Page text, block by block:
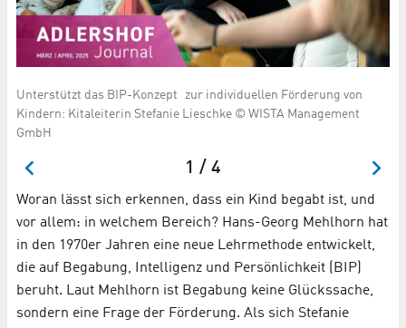
Unterstützt das BIP-Konzept zur individuellen Förderung von
Kindern: Kitaleiterin Stefanie Lieschke © WISTA Management
GmbH
1 / 4
Woran lässt sich erkennen, dass ein Kind begabt ist, und
vor allem: in welchem Bereich? Hans-Georg Mehlhorn hat
in den 1970er Jahren eine neue Lehrmethode entwickelt,
die auf Begabung, Intelligenz und Persönlichkeit (BIP)
beruht. Laut Mehlhorn ist Begabung keine Glückssache,
sondern eine Frage der Förderung. Als sich Stefanie